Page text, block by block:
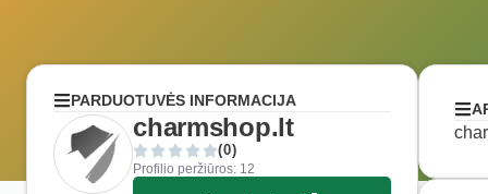
PARDUOTUVĖS INFORMACIJA
charmshop.lt
(0)
Profilio peržiūros: 12